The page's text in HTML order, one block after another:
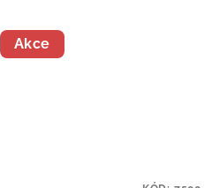
Akce